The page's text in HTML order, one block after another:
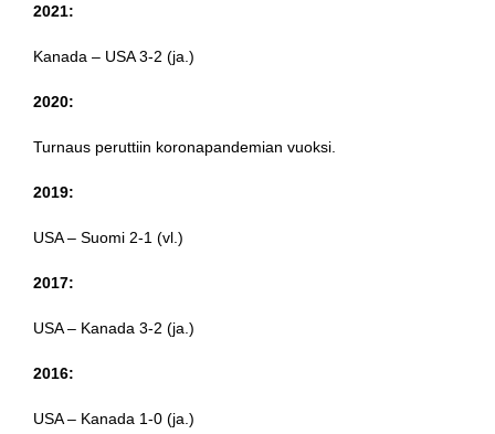
2021:
Kanada – USA 3-2 (ja.)
2020:
Turnaus peruttiin koronapandemian vuoksi.
2019:
USA – Suomi 2-1 (vl.)
2017:
USA – Kanada 3-2 (ja.)
2016:
USA – Kanada 1-0 (ja.)